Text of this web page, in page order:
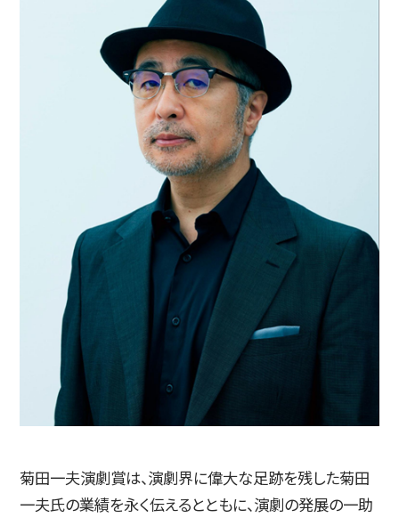
企業の方
English
繁体字
菊田一夫演劇賞は、演劇界に偉大な足跡を残した菊田
一夫氏の業績を永く伝えるとともに、演劇の発展の一助